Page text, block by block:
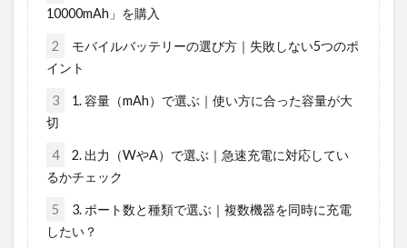
10000mAh」を購入
2
モバイルバッテリーの選び方｜失敗しない5つのポ
イント
3
1. 容量（mAh）で選ぶ｜使い方に合った容量が大
切
4
2. 出力（WやA）で選ぶ｜急速充電に対応してい
るかチェック
5
3. ポート数と種類で選ぶ｜複数機器を同時に充電
したい？